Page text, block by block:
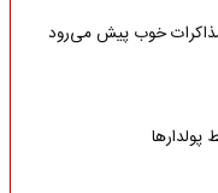
مذاکرات خوب پیش می‌رود